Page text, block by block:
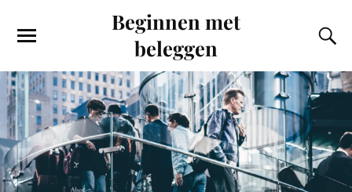
Beginnen met
beleggen